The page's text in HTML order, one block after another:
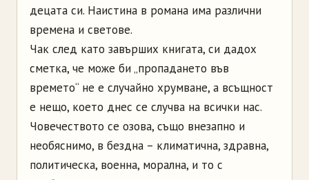
децата си. Наистина в романа има различни
времена и светове.
Чак след като завърших книгата, си дадох
сметка, че може би „пропадането във
времето“ не е случайно хрумване, а всъщност
е нещо, което днес се случва на всички нас.
Човечеството се озова, също внезапно и
необяснимо, в бездна – климатична, здравна,
политическа, военна, морална, и то с